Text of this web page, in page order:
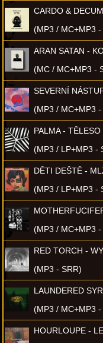
CARDO &
(MP3 / MC+MP3
ARAN SATAN -
(MC / MC+MP3 -
SEVERNÍ
(MP3 / MC+MP3
PALMA - TĚLESO
(MP3 / LP+MP3 -
DĚTI DEŠTĚ -
(MP3 / LP+MP3 -
(MP3 / MC+MP3
RED TORCH -
(MP3 - SRR)
LAUNDERED
(MP3 / MC+MP3
HOURLOUPE -